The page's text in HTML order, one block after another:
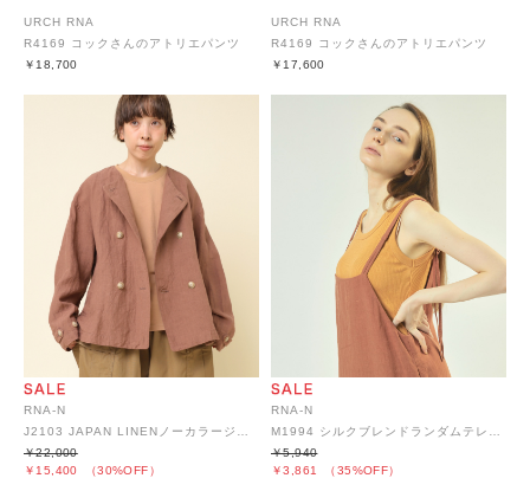
URCH RNA
R4169 コックさんのアトリエパンツ
￥18,700
URCH RNA
R4169 コックさんのアトリエパンツ
￥17,600
RNA-N
￥15,400 （30%OFF）
￥22,000
RNA-N
￥3,861 （35%OFF）
￥5,940